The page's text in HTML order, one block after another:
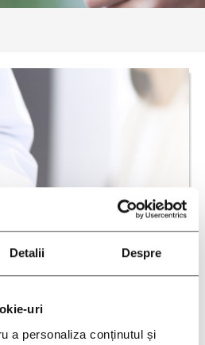
Detalii Despre
uri
a personaliza conținutul și